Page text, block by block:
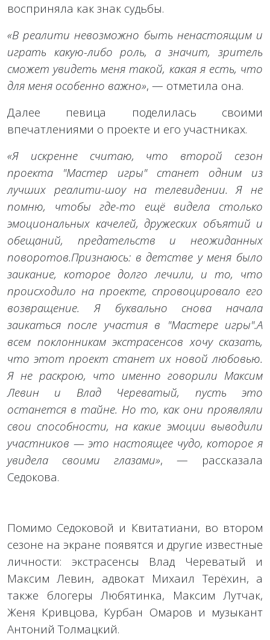
восприняла как знак судьбы.
«В реалити невозможно быть ненастоящим и
играть какую-либо роль, а значит, зритель
сможет увидеть меня такой, какая я есть, что
для меня особенно важно», — отметила она.
Далее певица поделилась своими
впечатлениями о проекте и его участниках.
«Я искренне считаю, что второй сезон
проекта "Мастер игры" станет одним из
лучших реалити-шоу на телевидении. Я не
помню, чтобы где-то ещё видела столько
эмоциональных качелей, дружеских объятий и
обещаний, предательств и неожиданных
поворотов.Признаюсь: в детстве у меня было
заикание, которое долго лечили, и то, что
происходило на проекте, спровоцировало его
возвращение. Я буквально снова начала
заикаться после участия в "Мастере игры".А
всем поклонникам экстрасенсов хочу сказать,
что этот проект станет их новой любовью.
Я не раскрою, что именно говорили Максим
Левин и Влад Череватый, пусть это
останется в тайне. Но то, как они проявляли
свои способности, на какие эмоции выводили
участников — это настоящее чудо, которое я
увидела своими глазами», — рассказала
Седокова.
Помимо Седоковой и Квитатиани, во втором
сезоне на экране появятся и другие известные
личности: экстрасенсы Влад Череватый и
Максим Левин, адвокат Михаил Терёхин, а
также блогеры Любятинка, Максим Лутчак,
Женя Кривцова, Курбан Омаров и музыкант
Антоний Толмацкий.